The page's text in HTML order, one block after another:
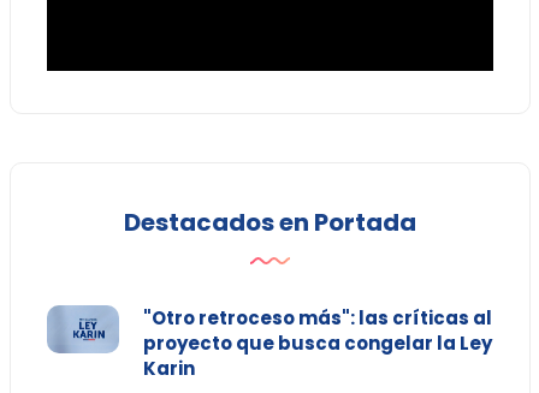
Destacados en Portada
"Otro retroceso más": las críticas al
proyecto que busca congelar la Ley
Karin